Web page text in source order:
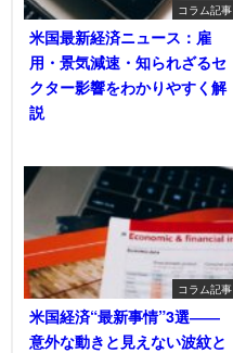
コラム記事
米国最新経済ニュース：雇
用・景気減速・知られざるセ
クター影響をわかりやすく解
説
コラム記事
米国経済“最新事情”3選――
意外な動きと見えない波紋と